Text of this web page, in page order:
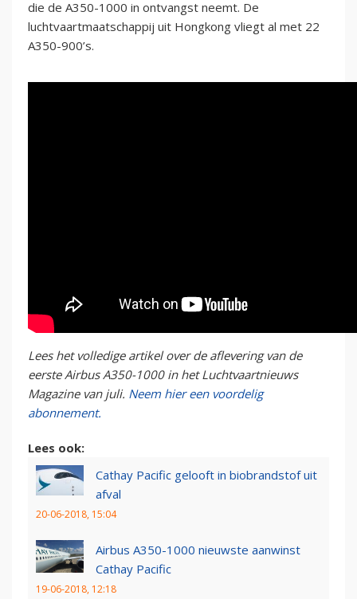
die de A350-1000 in ontvangst neemt. De
luchtvaartmaatschappij uit Hongkong vliegt al met 22
A350-900’s.
Lees het volledige artikel over de aflevering van de
eerste Airbus A350-1000 in het Luchtvaartnieuws
Magazine van juli. Neem hier een voordelig
abonnement.
Lees ook:
Cathay Pacific gelooft in biobrandstof uit
afval
20-06-2018, 15:04
Airbus A350-1000 nieuwste aanwinst
Cathay Pacific
19-06-2018, 12:18